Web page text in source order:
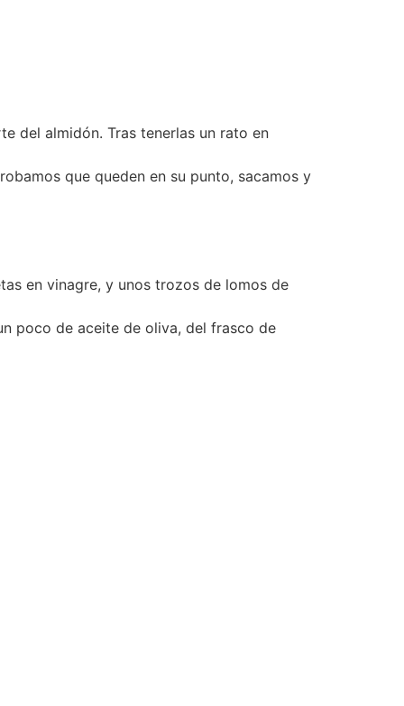
del almidón. Tras tenerlas un rato en
que queden en su punto, sacamos y
en vinagre, y unos trozos de lomos de
poco de aceite de oliva, del frasco de